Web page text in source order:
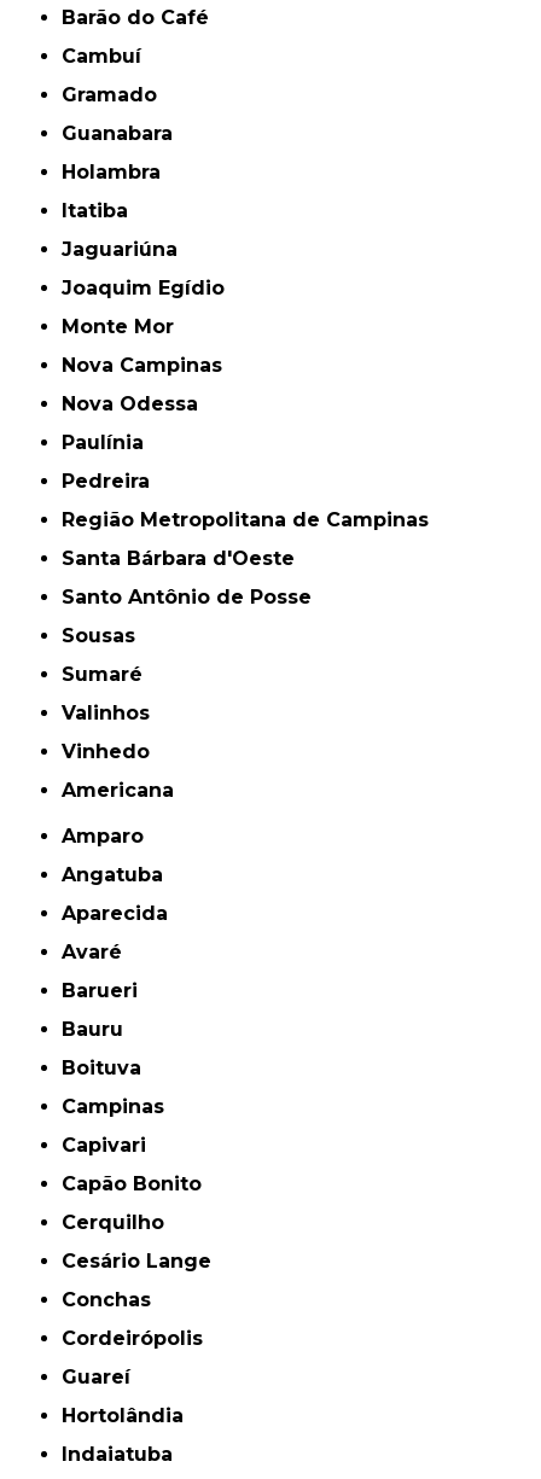
Barão do Café
Cambuí
Gramado
Guanabara
Holambra
Itatiba
Jaguariúna
Joaquim Egídio
Monte Mor
Nova Campinas
Nova Odessa
Paulínia
Pedreira
Região Metropolitana de Campinas
Santa Bárbara d'Oeste
Santo Antônio de Posse
Sousas
Sumaré
Valinhos
Vinhedo
americana
Amparo
Angatuba
Aparecida
Avaré
Barueri
Bauru
Boituva
Campinas
Capivari
Capão Bonito
Cerquilho
Cesário Lange
Conchas
Cordeirópolis
Guareí
Hortolândia
Indaiatuba